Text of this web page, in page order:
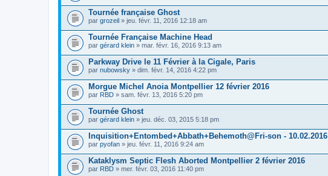
Tournée française Ghost
par grozeil » jeu. févr. 11, 2016 12:18 am
Tournée Française Machine Head
par gérard klein » mar. févr. 16, 2016 9:13 am
Parkway Drive le 11 Février à la Cigale, Paris
par nubowsky » dim. févr. 14, 2016 4:22 pm
Morgue Michel Anoia Montpellier 12 février 2016
par RBD » sam. févr. 13, 2016 5:20 pm
Tournée Ghost
par gérard klein » jeu. déc. 03, 2015 5:18 pm
Inquisition+Entombed+Abbath+Behemoth@Fri-son - 10.02.2016
par pyofan » jeu. févr. 11, 2016 9:24 am
Kataklysm Septic Flesh Aborted Montpellier 2 février 2016
par RBD » mer. févr. 03, 2016 11:40 pm